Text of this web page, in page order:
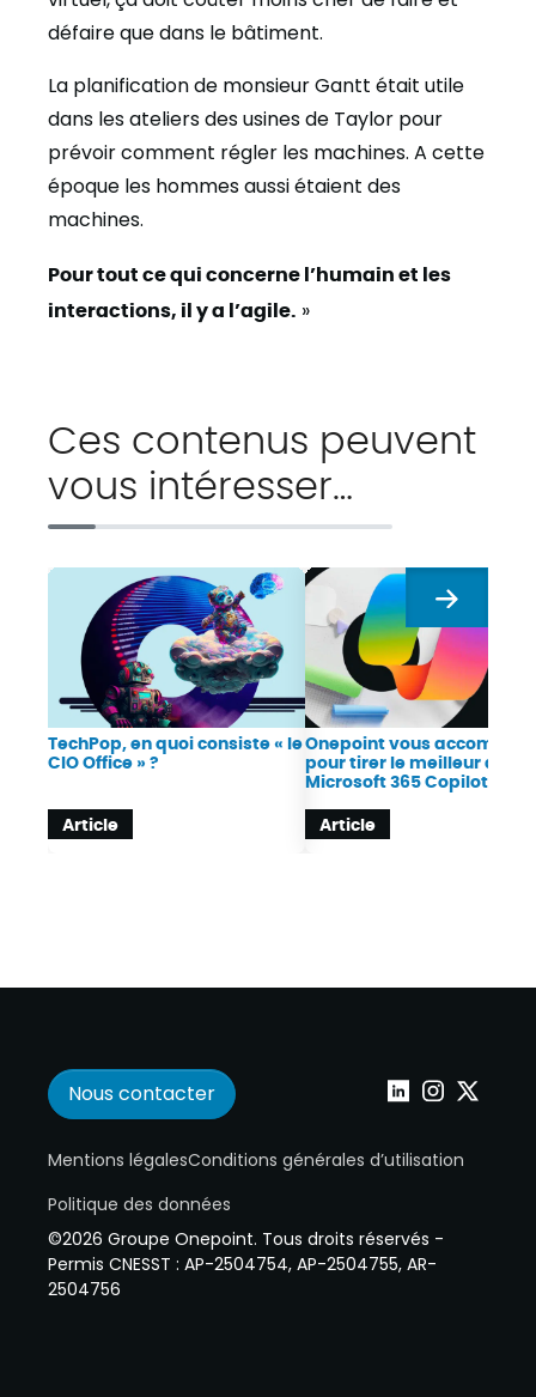
défaire que dans le bâtiment.
La planification de monsieur Gantt était utile
dans les ateliers des usines de Taylor pour
prévoir comment régler les machines. A cette
époque les hommes aussi étaient des
machines.
Pour tout ce qui concerne l’humain et les
interactions, il y a l’agile. »
Ces contenus peuvent
vous intéresser…
TechPop, en quoi consiste « le
CIO Office » ?
Article
Onepoint vous
pour tirer le meilleur de
Microsoft 365 Copilot
Article
Suivant
Nous contacter Wepoint sur
Wepoint sur
Wepoint
Mentions légalesConditions générales d’utilisation
Politique des données
©2026 Groupe Onepoint. Tous droits réservés -
Permis CNESST : AP-2504754, AP-2504755, AR-
2504756